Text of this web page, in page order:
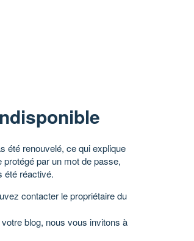
été renouvelé, ce qui explique
par un mot de passe,
été réactivé.
contacter le propriétaire du
blog, nous vous invitons à